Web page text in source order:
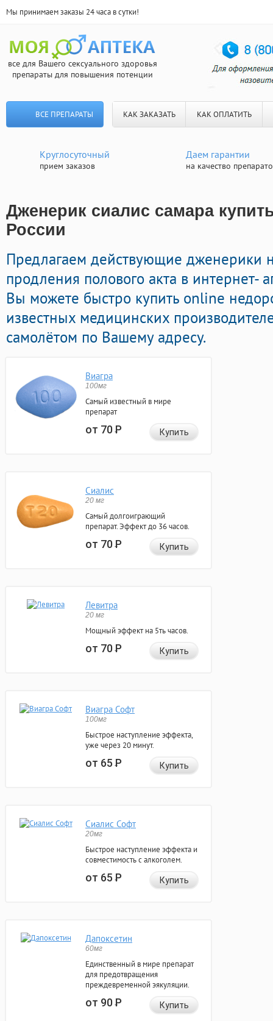
Мы принимаем заказы 24 часа в сутки!
все для Вашего сексуального здоровья
препараты для повышения потенции
ВСЕ ПРЕПАРАТЫ КАК ЗАКАЗАТЬ КАК ОПЛАТИТЬ
Круглосуточный
прием заказов
Даем гарантии
на качество
Дженерик сиалис самара
России
Предлагаем действующие дженерики
продления полового акта в интернет-
Вы можете быстро купить online
известных медицинских
самолётом по Вашему адресу.
Виагра
100мг
Самый известный в мире
препарат
от 70Р Купить
Сиалис
20 мг
Самый долгоиграющий
препарат. Эффект до 36 часов.
от 70Р Купить
Левитра
20 мг
Мощный эффект на 5ть часов.
от 70Р Купить
Виагра Софт
100мг
Быстрое наступление эффекта,
уже через 20 минут.
от 65Р Купить
Сиалис Софт
20мг
Быстрое наступление эффекта и
совместимость с алкоголем.
от 65Р Купить
Дапоксетин
60мг
Единственный в мире препарат
для предотвращения
преждевременной эякуляции.
от 90Р Купить